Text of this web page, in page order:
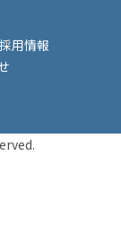
採用情報